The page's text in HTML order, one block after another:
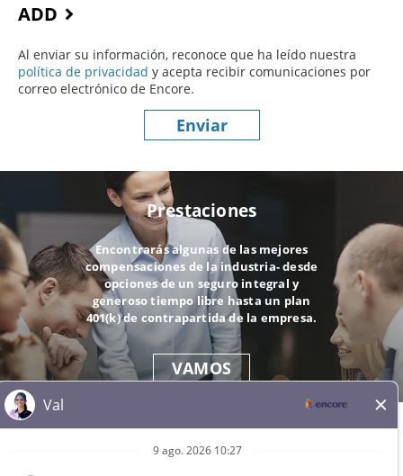
ADD
Al enviar su información, reconoce que ha leído nuestra
política de privacidad (este contenido se abre en una nueva
y acepta recibir comunicaciones por
correo electrónico de Encore.
Enviar
Prestaciones
Encontrarás algunas de las mejores
compensaciones de la industria- desde
opciones de un seguro integral y
generoso tiempo libre hasta un plan
401(k) de contrapartida de la empresa.
VAMOS